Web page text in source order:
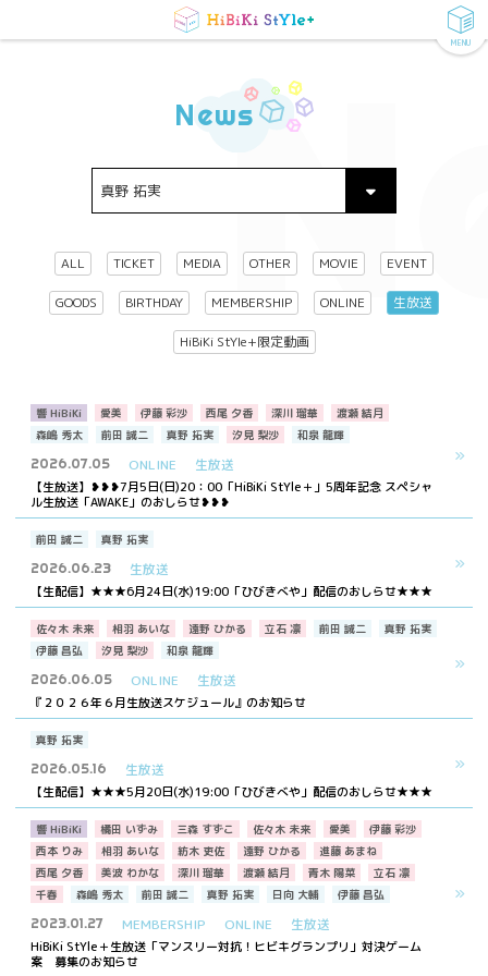
MENU
News
ALL TICKET MEDIA OTHER MOVIE EVENT
GOODS BIRTHDAY MEMBERSHIP ONLINE 生放送
HiBiKi StYle+限定動画
響 HiBiKi 愛美 伊藤 彩沙 西尾 夕香 深川 瑠華
渡瀬 結月
森嶋 秀太
前田 誠二 真野 拓実 汐見 梨沙 和泉 龍輝
2026.07.05 ONLINE 生放送
【生放送】❥❥❥7月5日(日)20：00「HiBiKi StYle＋」5周年記念 スペシャ
ル生放送「AWAKE」のおしらせ❥❥❥
前田 誠二 真野 拓実
2026.06.23 生放送
【生配信】★★★6月24日(水)19:00「ひびきべや」配信のおしらせ★★★
佐々木 未来 相羽 あいな 遠野 ひかる 立石 凛 前田 誠二
真野 拓実
伊藤 昌弘
汐見 梨沙 和泉 龍輝
2026.06.05 ONLINE 生放送
『２０２６年６月生放送スケジュール』のお知らせ
真野 拓実
2026.05.16 生放送
【生配信】★★★5月20日(水)19:00「ひびきべや」配信のおしらせ★★★
響 HiBiKi 橘田 いずみ 三森 すずこ 佐々木 未来 愛美
伊藤 彩沙
西本 りみ
相羽 あいな 紡木 吏佐 遠野 ひかる
進藤 あまね
西尾 夕香
美波 わかな 深川 瑠華 渡瀬 結月 青木 陽菜
立石 凛
千春
森嶋 秀太 前田 誠二 真野 拓実 日向 大輔 伊藤 昌弘
2023.01.27 MEMBERSHIP ONLINE 生放送
HiBiKi StYle＋生放送「マンスリー対抗！ヒビキグランプリ」対決ゲーム
案 募集のお知らせ